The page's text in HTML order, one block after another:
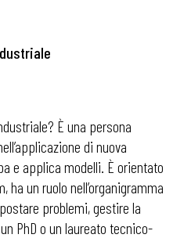
È una persona
di nuova
e applica modelli. È orientato
un ruolo nell’organigramma
problemi, gestire la
PhD o un laureato tecnico-